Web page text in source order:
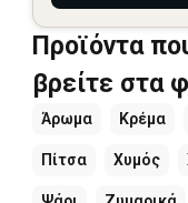
Προϊόντα
βρείτε στα
Άρωμα Κρέμα
Πίτσα Χυμός